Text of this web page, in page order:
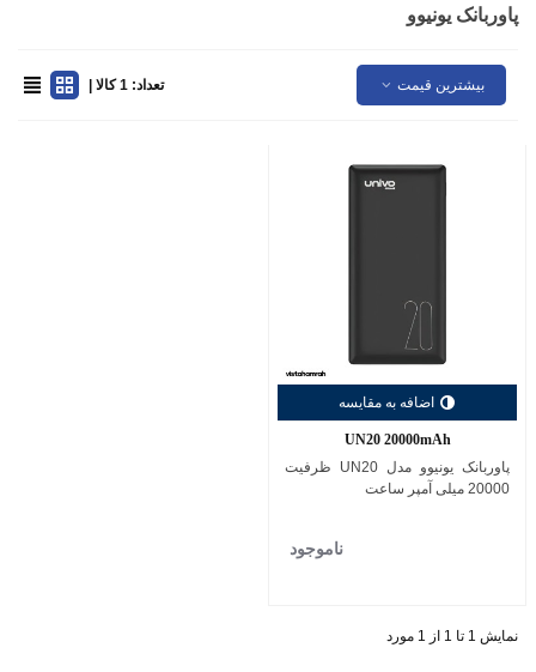
پاوربانک یونیوو
بیشترین قیمت تعداد: 1 کالا |
اضافه به مقایسه
UN20 20000mAh
پاوربانک یونیوو مدل UN20 ظرفیت
20000 میلی آمپر ساعت
ناموجود
نمایش 1 تا 1 از 1 مورد